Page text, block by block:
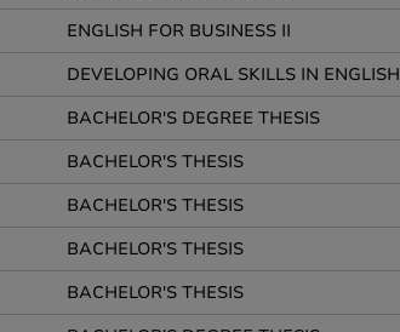
ENGLISH FOR BUSINESS II
DEVELOPING ORAL SKILLS IN ENGLISH
BACHELOR'S DEGREE THESIS
BACHELOR'S THESIS
BACHELOR'S THESIS
BACHELOR'S THESIS
BACHELOR'S THESIS